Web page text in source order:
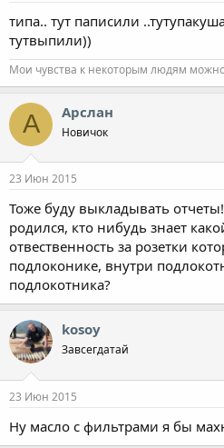
типа.. тут паписили
тутвыпили))
Мои чувства к некоторым людям
А Арслан
Новичок
23 Июн 2015
Тоже буду выкладывать
родился, кто нибудь знает
отвественность за розетки
подлоконике, внутри
подлокотника?
kosoy
Завсегдатай
23 Июн 2015
Ну масло с фильтрами я бы